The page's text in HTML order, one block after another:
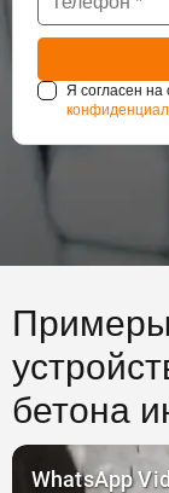
Я согласен на
бетона